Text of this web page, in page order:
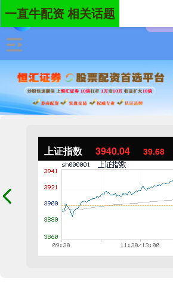
上证指数 3940.04 39.68
一直牛配资 相关话题